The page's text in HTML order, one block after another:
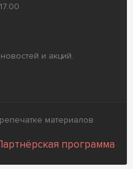
и акций.
материалов
программа